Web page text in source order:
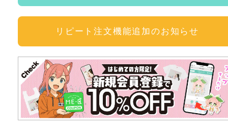
リピート注文機能追加のお知らせ